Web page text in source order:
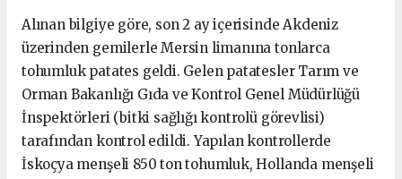
Alınan bilgiye göre, son 2 ay içerisinde Akdeniz
üzerinden gemilerle Mersin limanına tonlarca
tohumluk patates geldi. Gelen patatesler Tarım ve
Orman Bakanlığı Gıda ve Kontrol Genel Müdürlüğü
İnspektörleri (bitki sağlığı kontrolü görevlisi)
tarafından kontrol edildi. Yapılan kontrollerde
İskoçya menşeli 850 ton tohumluk, Hollanda menşeli